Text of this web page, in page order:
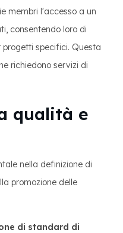
membri l'accesso a un
consentendo loro di
specifici. Questa
richiedono servizi di
qualità e
nella definizione di
promozione delle
di standard di